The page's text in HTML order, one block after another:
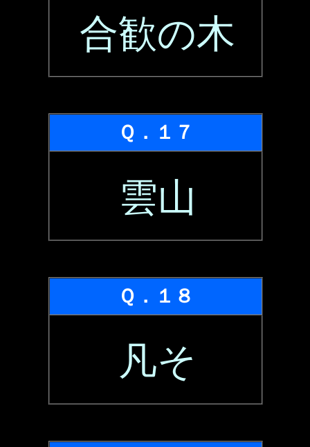
合歓の木
Ｑ．１７
雲山
Ｑ．１８
凡そ